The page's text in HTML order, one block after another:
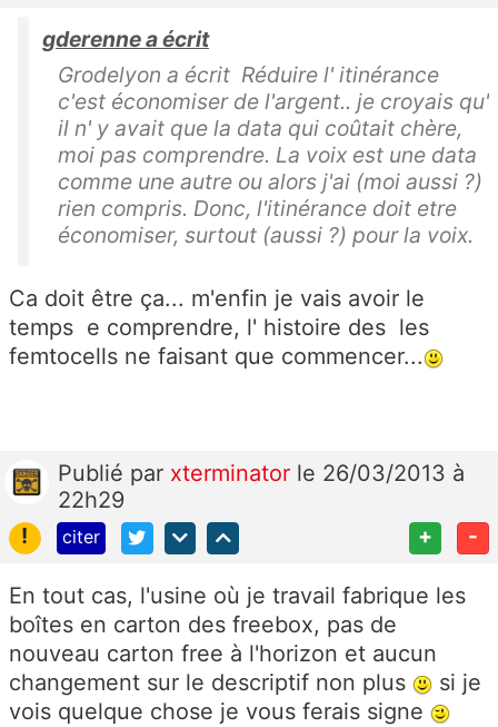
gderenne a écrit
Grodelyon a écrit Réduire l' itinérance
c'est économiser de l'argent.. je croyais qu'
il n' y avait que la data qui coûtait chère,
moi pas comprendre. La voix est une data
comme une autre ou alors j'ai (moi aussi ?)
rien compris. Donc, l'itinérance doit etre
économiser, surtout (aussi ?) pour la voix.
Ca doit être ça... m'enfin je vais avoir le
temps e comprendre, l' histoire des les
femtocells ne faisant que commencer...
Publié par xterminator le 26/03/2013 à
22h29
!
citer + -
En tout cas, l'usine où je travail fabrique les
boîtes en carton des freebox, pas de
nouveau carton free à l'horizon et aucun
changement sur le descriptif non plus
si je
vois quelque chose je vous ferais signe